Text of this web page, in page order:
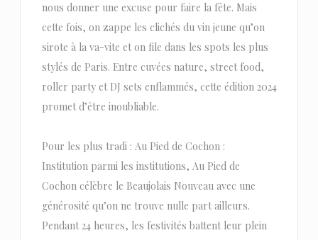
nous donner une excuse pour faire la fête. Mais
cette fois, on zappe les clichés du vin jeune qu’on
sirote à la va-vite et on file dans les spots les plus
stylés de Paris. Entre cuvées nature, street food,
roller party et DJ sets enflammés, cette édition 2024
promet d’être inoubliable.
Pour les plus tradi : Au Pied de Cochon :
Institution parmi les institutions, Au Pied de
Cochon célèbre le Beaujolais Nouveau avec une
générosité qu’on ne trouve nulle part ailleurs.
Pendant 24 heures, les festivités battent leur plein